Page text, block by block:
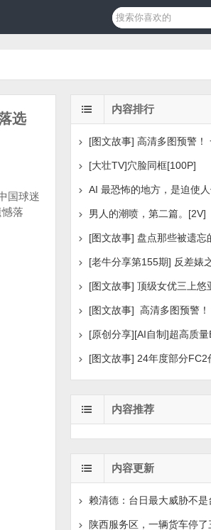
选
国球迷
落
内容排行
[大壮TV]穴脸同框[100P]
AI 最恐怖的地方，是迫使
男人的潮喷，第二篇。[2V]
[图文故事] 盘点那些被遗忘
内容推荐
内容更新